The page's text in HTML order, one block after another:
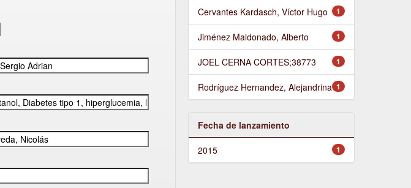
1
Cervantes Kardasch, Víctor Hugo
1
Jiménez Maldonado, Alberto
1
JOEL CERNA CORTES;38773
1
Rodríguez Hernandez, Alejandrina
Fecha de lanzamiento
1
2015